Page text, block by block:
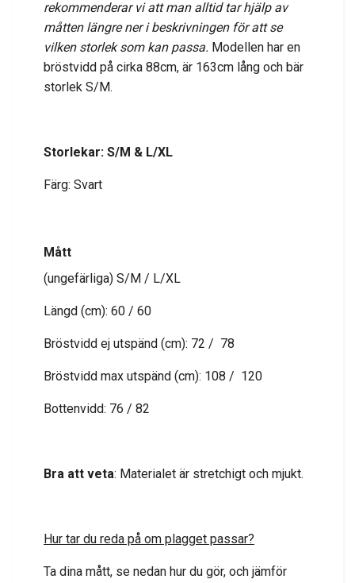
rekommenderar vi att man alltid tar hjälp av
måtten längre ner i beskrivningen för att se
vilken storlek som kan passa. Modellen har en
bröstvidd på cirka 88cm, är 163cm lång och bär
storlek S/M.
Storlekar: S/M & L/XL
Färg: Svart
Mått
(ungefärliga) S/M / L/XL
Längd (cm): 60 / 60
Bröstvidd ej utspänd (cm): 72 / 78
Bröstvidd max utspänd (cm): 108 / 120
Bottenvidd: 76 / 82
Bra att veta: Materialet är stretchigt och mjukt.
Hur tar du reda på om plagget passar?
Ta dina mått, se nedan hur du gör, och jämför